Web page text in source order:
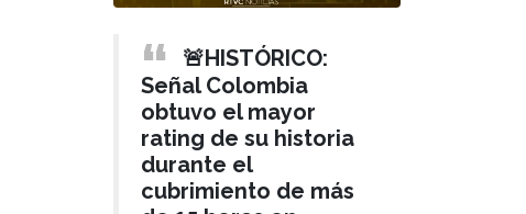
🚨HISTÓRICO:
Señal Colombia
obtuvo el mayor
rating de su historia
durante el
cubrimiento de más